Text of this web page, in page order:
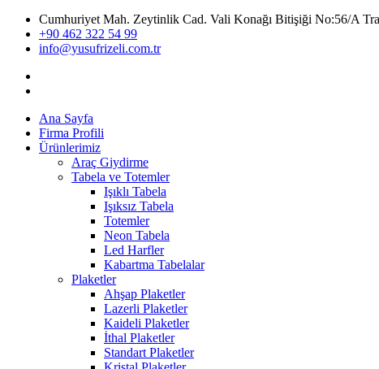
Cumhuriyet Mah. Zeytinlik Cad. Vali Konağı Bitişiği No:56/A
+90 462 322 54 99
info@yusufrizeli.com.tr
Ana Sayfa
Firma Profili
Ürünlerimiz
Araç Giydirme
Tabela ve Totemler
Işıklı Tabela
Işıksız Tabela
Totemler
Neon Tabela
Led Harfler
Kabartma Tabelalar
Plaketler
Ahşap Plaketler
Lazerli Plaketler
Kaideli Plaketler
İthal Plaketler
Standart Plaketler